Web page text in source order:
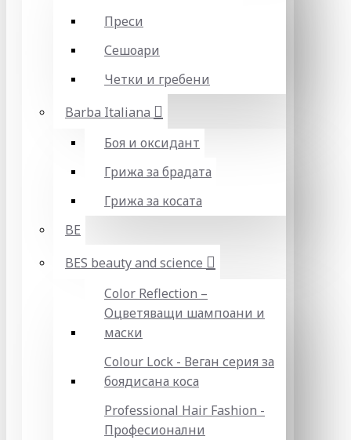
Преси
Сешоари
Четки и гребени
Barba Italiana
Боя и оксидант
Грижа за брадата
Грижа за косата
BE
BES beauty and science
Color Reflection –
Оцветяващи шампоани и
маски
Colour Lock - Веган серия за
боядисана коса
Professional Hair Fashion -
Професионални